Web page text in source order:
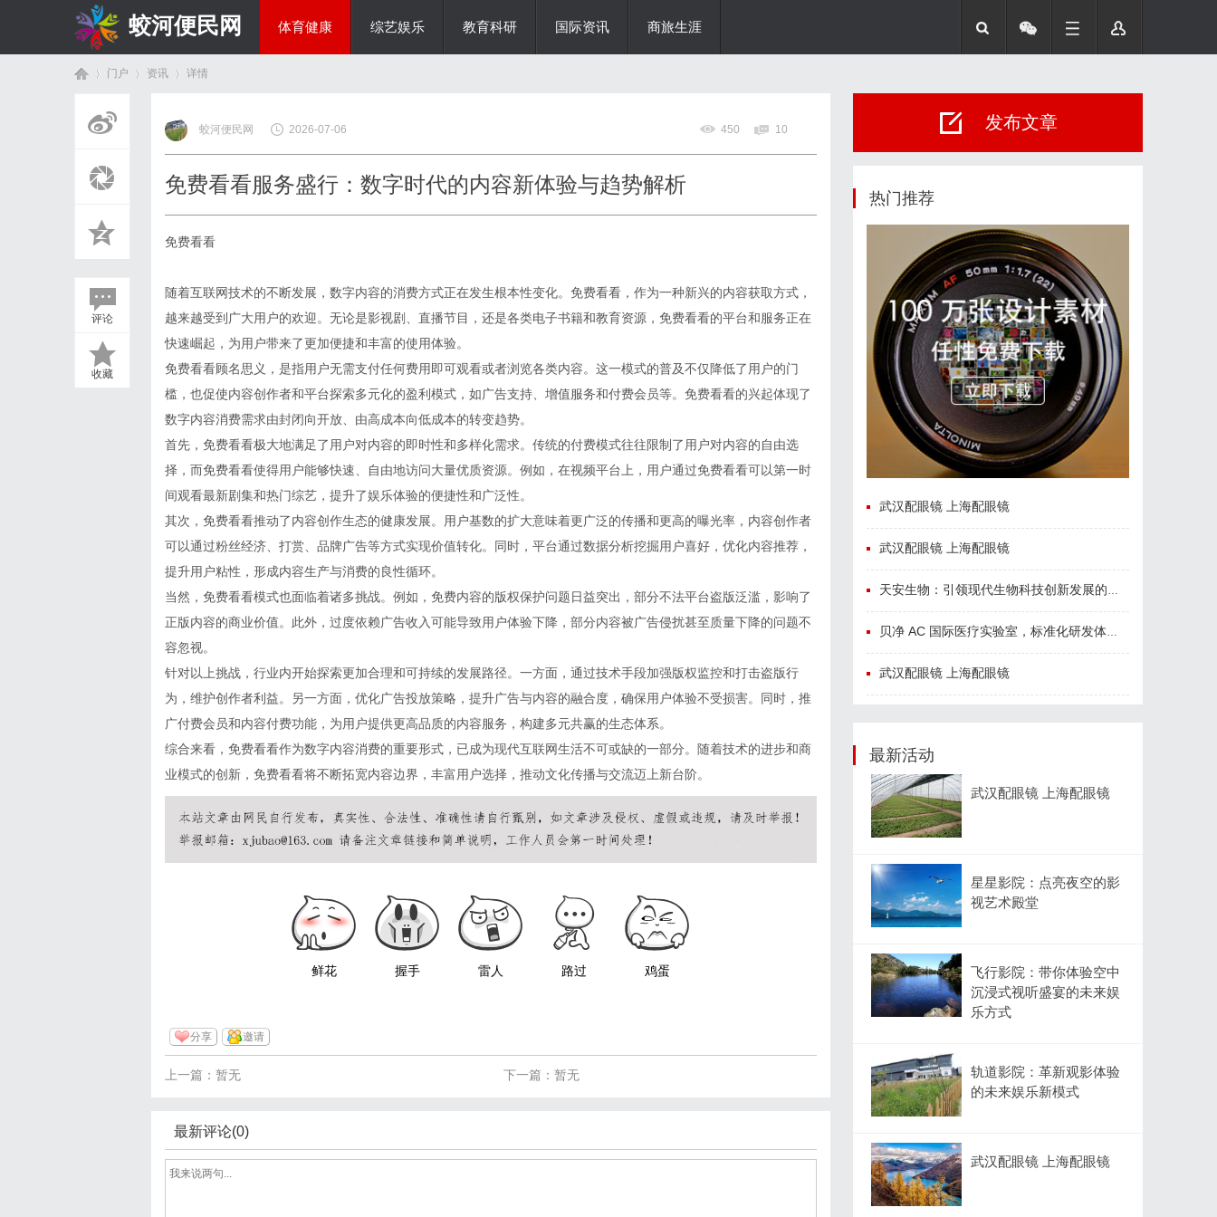
蛟河便民网 体育健康 综艺娱乐 教育科研 国际资讯 商旅生涯
门户 资讯
›
详情
评论
收藏
蛟河便民网 2026-07-06 450 10
免费看看服务盛行：数字时代的内容新体验与趋势解析
免费看看
随着互联网技术的不断发展，数字内容的消费方式正在发生根本性变化。免费看看，作为一种新兴的内容获取方式，
越来越受到广大用户的欢迎。无论是影视剧、直播节目，还是各类电子书籍和教育资源，免费看看的平台和服务正在
快速崛起，为用户带来了更加便捷和丰富的使用体验。
免费看看顾名思义，是指用户无需支付任何费用即可观看或者浏览各类内容。这一模式的普及不仅降低了用户的门
槛，也促使内容创作者和平台探索多元化的盈利模式，如广告支持、增值服务和付费会员等。免费看看的兴起体现了
数字内容消费需求由封闭向开放、由高成本向低成本的转变趋势。
首先，免费看看极大地满足了用户对内容的即时性和多样化需求。传统的付费模式往往限制了用户对内容的自由选
择，而免费看看使得用户能够快速、自由地访问大量优质资源。例如，在视频平台上，用户通过免费看看可以第一时
间观看最新剧集和热门综艺，提升了娱乐体验的便捷性和广泛性。
其次，免费看看推动了内容创作生态的健康发展。用户基数的扩大意味着更广泛的传播和更高的曝光率，内容创作者
可以通过粉丝经济、打赏、品牌广告等方式实现价值转化。同时，平台通过数据分析挖掘用户喜好，优化内容推荐，
提升用户粘性，形成内容生产与消费的良性循环。
当然，免费看看模式也面临着诸多挑战。例如，免费内容的版权保护问题日益突出，部分不法平台盗版泛滥，影响了
正版内容的商业价值。此外，过度依赖广告收入可能导致用户体验下降，部分内容被广告侵扰甚至质量下降的问题不
容忽视。
针对以上挑战，行业内开始探索更加合理和可持续的发展路径。一方面，通过技术手段加强版权监控和打击盗版行
为，维护创作者利益。另一方面，优化广告投放策略，提升广告与内容的融合度，确保用户体验不受损害。同时，推
广付费会员和内容付费功能，为用户提供更高品质的内容服务，构建多元共赢的生态体系。
综合来看，免费看看作为数字内容消费的重要形式，已成为现代互联网生活不可或缺的一部分。随着技术的进步和商
业模式的创新，免费看看将不断拓宽内容边界，丰富用户选择，推动文化传播与交流迈上新台阶。
鲜花 握手 雷人 路过 鸡蛋
分享 邀请
下一篇：暂无
上一篇：暂无
最新评论(0)
发布文章
热门推荐
武汉配眼镜 上海配眼镜
武汉配眼镜 上海配眼镜
天安生物：引领现代生物科技创新发展的先锋企业
贝净 AC 国际医疗实验室，标准化研发体系全解析
武汉配眼镜 上海配眼镜
最新活动
武汉配眼镜 上海配眼镜
星星影院：点亮夜空的影
视艺术殿堂
飞行影院：带你体验空中
沉浸式视听盛宴的未来娱
乐方式
轨道影院：革新观影体验
的未来娱乐新模式
武汉配眼镜 上海配眼镜